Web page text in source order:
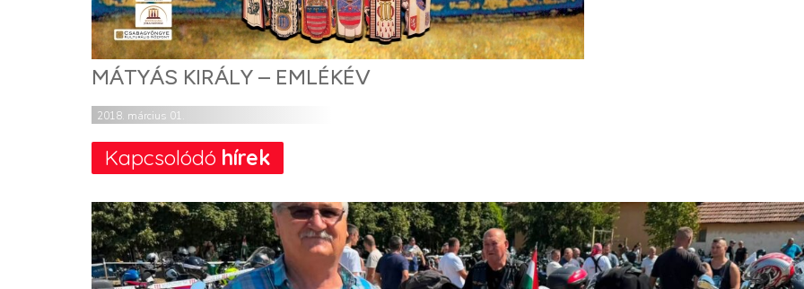
MÁTYÁS KIRÁLY – EMLÉKÉV
2018. március 01.
Kapcsolódó hírek